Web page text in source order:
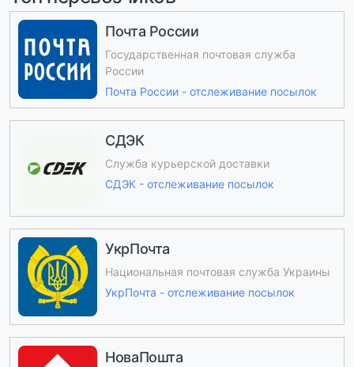
Почта России
Государственная почтовая служба
России
Почта России - отслеживание посылок
СДЭК
Служба курьерской доставки
СДЭК - отслеживание посылок
УкрПочта
Национальная почтовая служба Украины
УкрПочта - отслеживание посылок
НоваПошта